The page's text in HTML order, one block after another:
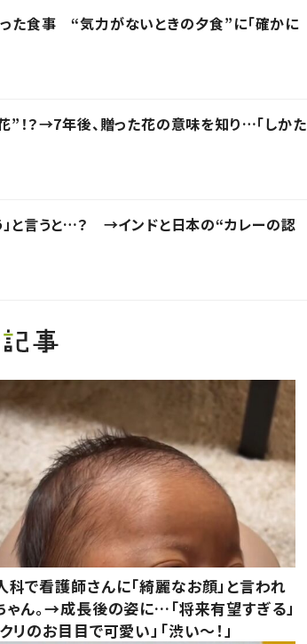
た食事 “気力がないときの夕食”に「確かに
！？→7年後、贈った花の意味を知り…「しかた
」と言うと…？ →インドと日本の“カレーの認
科で看護師さんに「綺麗なお顔」と言われ
ゃん。→成長後の姿に…「将来有望すぎる」
リのお目目で可愛い」「渋い～！」